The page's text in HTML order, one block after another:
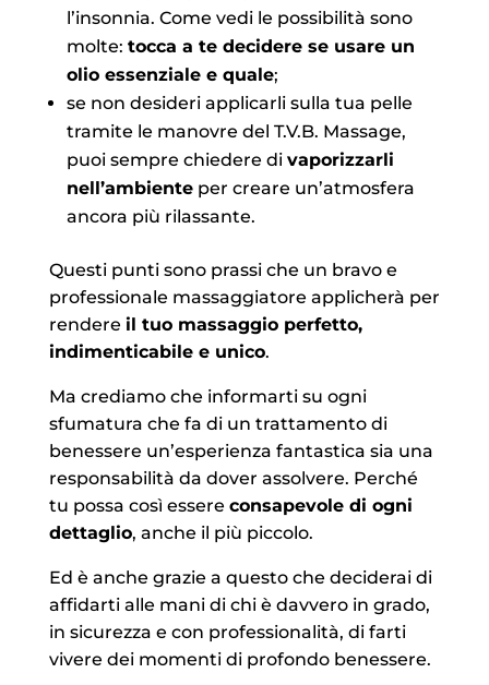
l’insonnia. Come vedi le possibilità sono
molte: tocca a te decidere se usare un
olio essenziale e quale;
se non desideri applicarli sulla tua pelle
tramite le manovre del T.V.B. Massage,
puoi sempre chiedere di vaporizzarli
nell’ambienteper creare un’atmosfera
ancora più rilassante.
Questi punti sono prassi che un bravo e
professionale massaggiatore applicherà per
rendere il tuo massaggio perfetto,
indimenticabile e unico.
Ma crediamo che informarti su ogni
sfumatura che fa di un trattamento di
benessere un’esperienza fantastica sia una
responsabilità da dover assolvere. Perché
tu possa così essere consapevole di ogni
dettaglio, anche il più piccolo.
Ed è anche grazie a questo che deciderai di
affidarti alle mani di chi è davvero in grado,
in sicurezza e con professionalità, di farti
vivere dei momenti di profondo benessere.